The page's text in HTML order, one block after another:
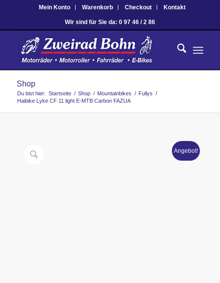
Mein Konto Warenkorb Checkout Kontakt
Wir sind für Sie da: 0 97 46 / 2 86
Shop
Du bist hier: Startseite / Shop / Mountainbikes / Fullys /
Haibike Lyke CF 11 light E-MTB Carbon FAZUA
Angebot!